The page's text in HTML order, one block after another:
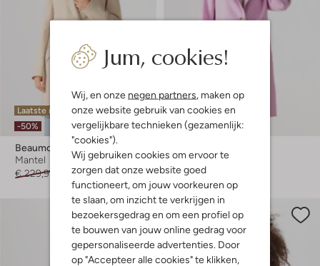
Jum, cookies!
Wij, en onze negen partners, maken op
onze website gebruik van cookies en
vergelijkbare technieken (gezamenlijk:
"cookies").
Wij gebruiken cookies om ervoor te
zorgen dat onze website goed
functioneert, om jouw voorkeuren op
te slaan, om inzicht te verkrijgen in
bezoekersgedrag en om een profiel op
te bouwen van jouw online gedrag voor
gepersonaliseerde advertenties. Door
op "Accepteer alle cookies" te klikken,
Laatste item
-50%
Beaumont
Mantel
€ 229,99
€ 114,99
Laatste item
-60%
Mantel
€ 199,99